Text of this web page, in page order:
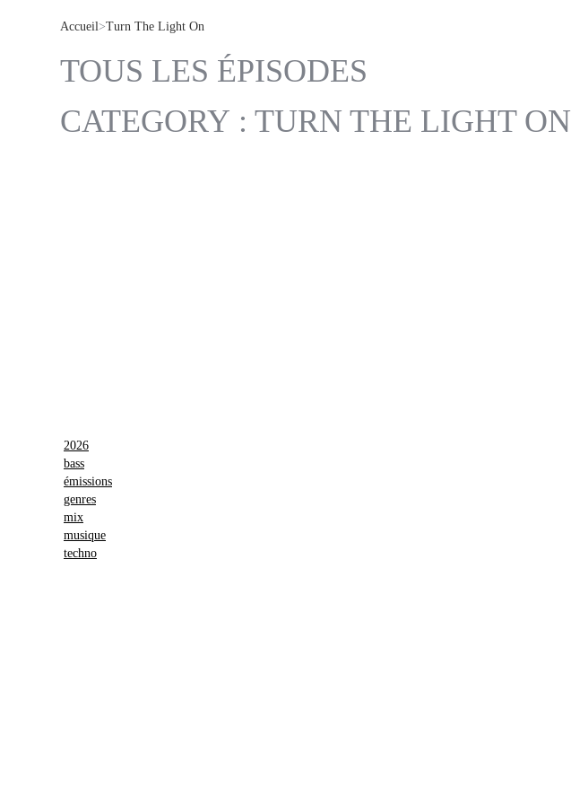
Accueil>Turn The Light On
TOUS LES ÉPISODES
CATEGORY : TURN THE LIGHT ON
2026
bass
émissions
genres
mix
musique
techno